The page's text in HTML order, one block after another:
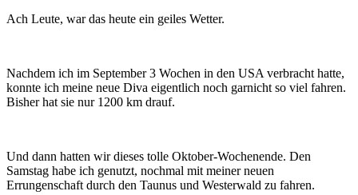
Ach Leute, war das heute ein geiles Wetter.
Nachdem ich im September 3 Wochen in den USA verbracht hatte,
konnte ich meine neue Diva eigentlich noch garnicht so viel fahren.
Bisher hat sie nur 1200 km drauf.
Und dann hatten wir dieses tolle Oktober-Wochenende. Den
Samstag habe ich genutzt, nochmal mit meiner neuen
Errungenschaft durch den Taunus und Westerwald zu fahren.